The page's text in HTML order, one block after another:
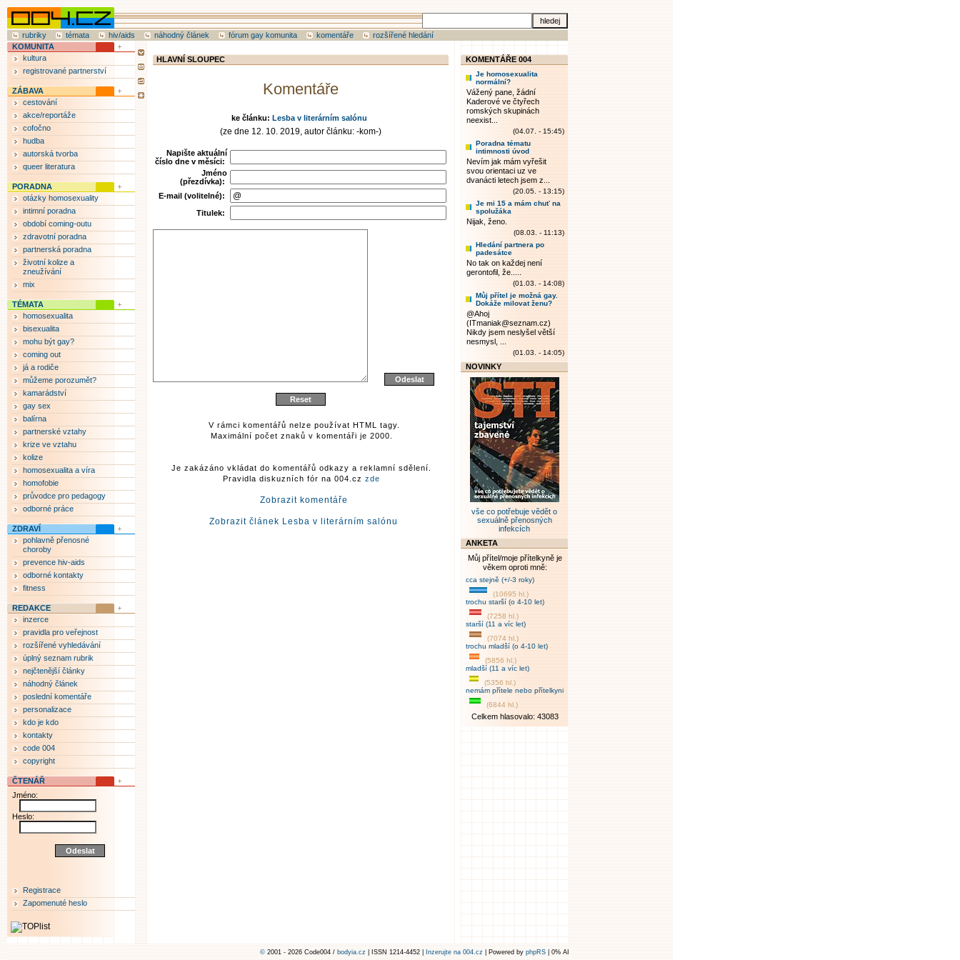
rubriky témata hiv/aids náhodný článek fórum gay komunita komentáře rozšířené hledání
HLAVNÍ SLOUPEC
Komentáře
ke článku: Lesba v literárním salónu
(ze dne 12. 10. 2019, autor článku: -kom-)
Napište aktuální
číslo dne v měsíci:
Jméno
(přezdívka):
E-mail (volitelné):
Titulek:
V rámci komentářů nelze používat HTML tagy.
Maximální počet znaků v komentáři je 2000.
Je zakázáno vkládat do komentářů odkazy a reklamní sdělení.
Pravidla diskuzních fór na 004.cz zde
Zobrazit komentáře
Zobrazit článek Lesba v literárním salónu
KOMUNITA
kultura
registrované partnerství
ZÁBAVA
cestování
akce/reportáže
cofočno
hudba
autorská tvorba
queer literatura
PORADNA
otázky homosexuality
intimní poradna
období coming-outu
zdravotní poradna
partnerská poradna
životní kolize a
zneužívání
mix
TÉMATA
homosexualita
bisexualita
mohu být gay?
coming out
já a rodiče
můžeme porozumět?
kamarádství
gay sex
balírna
partnerské vztahy
krize ve vztahu
kolize
homosexualita a víra
homofobie
průvodce pro pedagogy
odborné práce
ZDRAVÍ
pohlavně přenosné
choroby
prevence hiv-aids
odborné kontakty
fitness
REDAKCE
inzerce
pravidla pro veřejnost
rozšířené vyhledávání
úplný seznam rubrik
nejčtenější články
náhodný článek
poslední komentáře
personalizace
kdo je kdo
kontakty
code 004
copyright
ČTENÁŘ
Jméno:
Heslo:
Registrace
Zapomenuté heslo
KOMENTÁŘE 004
Je homosexualita
normální?
Vážený pane, žádní
Kaderové ve čtyřech
romských skupinách
neexist...
(04.07. - 15:45)
Poradna tématu
intimnosti úvod
Nevím jak mám vyřešit
svou orientaci uz ve
dvanácti letech jsem z...
(20.05. - 13:15)
Je mi 15 a mám chuť na
spolužáka
Nijak, ženo.
(08.03. - 11:13)
Hledání partnera po
padesátce
No tak on každej není
gerontofil, že.....
(01.03. - 14:08)
Můj přítel je možná gay.
Dokáže milovat ženu?
@Ahoj
(ITmaniak@seznam.cz)
Nikdy jsem neslyšel větší
nesmysl, ...
(01.03. - 14:05)
NOVINKY
vše co potřebuje vědět o
sexuálně přenosných
infekcích
ANKETA
Můj přítel/moje přítelkyně je
věkem oproti mně:
cca stejně (+/-3 roky)
(10695 hl.)
trochu starší (o 4-10 let)
(7258 hl.)
starší (11 a víc let)
(7074 hl.)
trochu mladší (o 4-10 let)
(5856 hl.)
mladší (11 a víc let)
(5356 hl.)
nemám přítele nebo přítelkyni
(6844 hl.)
Celkem hlasovalo: 43083
© 2001 - 2026 Code004 / bodyia.cz | ISSN 1214-4452 | Inzerujte na 004.cz | Powered by phpRS | 0% AI